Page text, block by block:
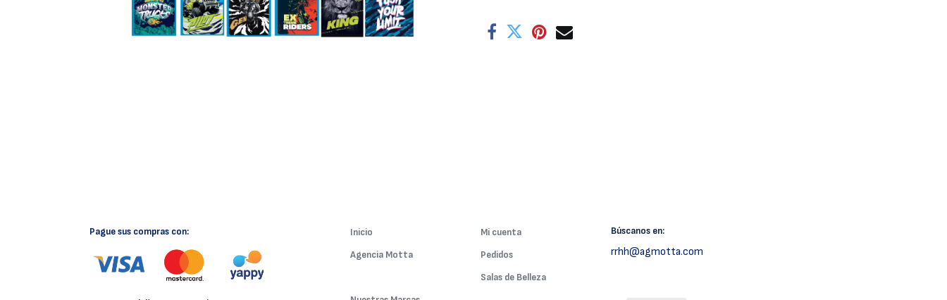
Pague sus compras con:
Inicio
Agencia Motta
Mi cuenta
Pedidos
Salas de Belleza
Búscanos en:
rrhh@agmotta.com